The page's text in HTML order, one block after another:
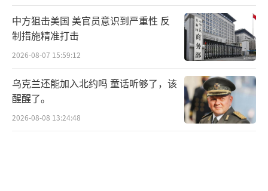
从美国国内政治的角度来看，特朗普的高
调盛赞也具有明确的指向性。他在第一时间将
中国之行的成果广而告之，旨在向选民、商界
以及反对者展示自己为美国争取利益的能力。
尤其在大选周期中，外交领域的突破往往能够
有效转化为国内政治资本。他所强调的贸易协
议直接关联着中西部农业州、能源生产州以及
中方狙击美国 美官员意识到严重性 反
制措施精准打击
2026-08-07 15:59:12
乌克兰还能加入北约吗 童话听够了，该
醒醒了。
2026-08-08 13:24:48